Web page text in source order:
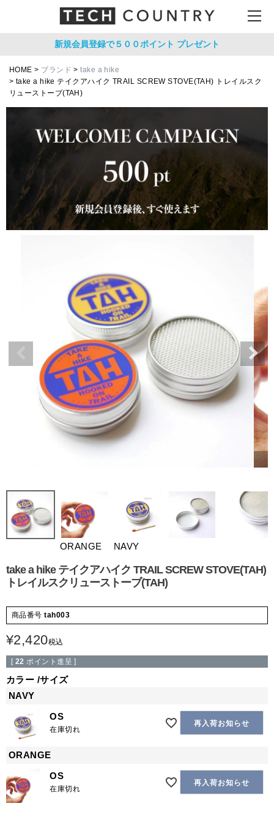
新規会員登録で５００ポイント プレゼント
HOME ブランド
take a hike
take a hike テイクアハイク TRAIL SCREW STOVE(TAH) トレイルスク
リューストーブ(TAH)
ORANGE NAVY
take a hike テイクアハイク TRAIL SCREW STOVE(TAH)
トレイルスクリューストーブ(TAH)
商品番号 tah003
¥2,420税込
[ 22 ポイント進呈 ]
カラー サイズ
NAVY
OS
在庫切れ
再入荷お知らせ
ORANGE
OS
在庫切れ
再入荷お知らせ